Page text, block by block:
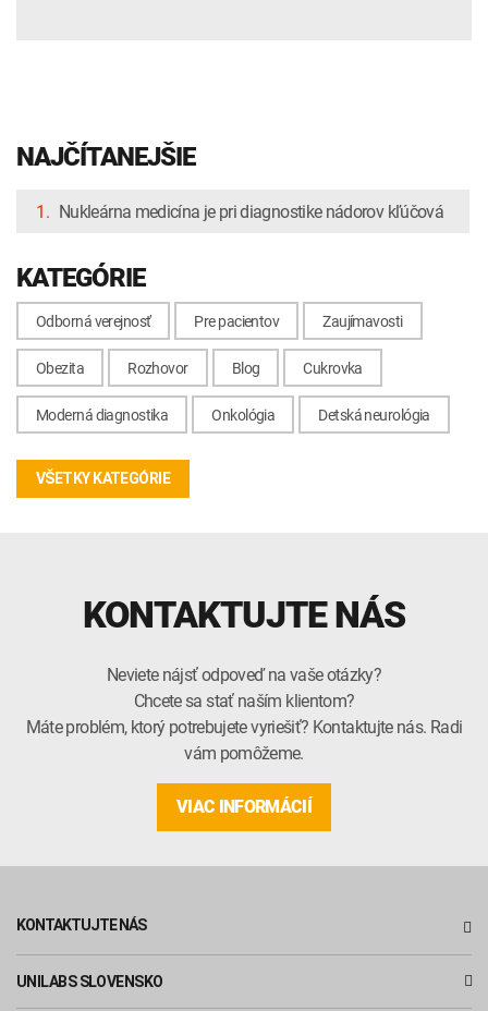
NAJČÍTANEJŠIE
1. Nukleárna medicína je pri diagnostike nádorov kľúčová
KATEGÓRIE
Odborná verejnosť Pre pacientov Zaujímavosti
Obezita Rozhovor Blog Cukrovka
Moderná diagnostika Onkológia Detská neurológia
VŠETKY KATEGÓRIE
KONTAKTUJTE NÁS
Neviete nájsť odpoveď na vaše otázky?
Chcete sa stať naším klientom?
Máte problém, ktorý potrebujete vyriešiť? Kontaktujte nás. Radi
vám pomôžeme.
VIAC INFORMÁCIÍ
KONTAKTUJTE NÁS
UNILABS SLOVENSKO